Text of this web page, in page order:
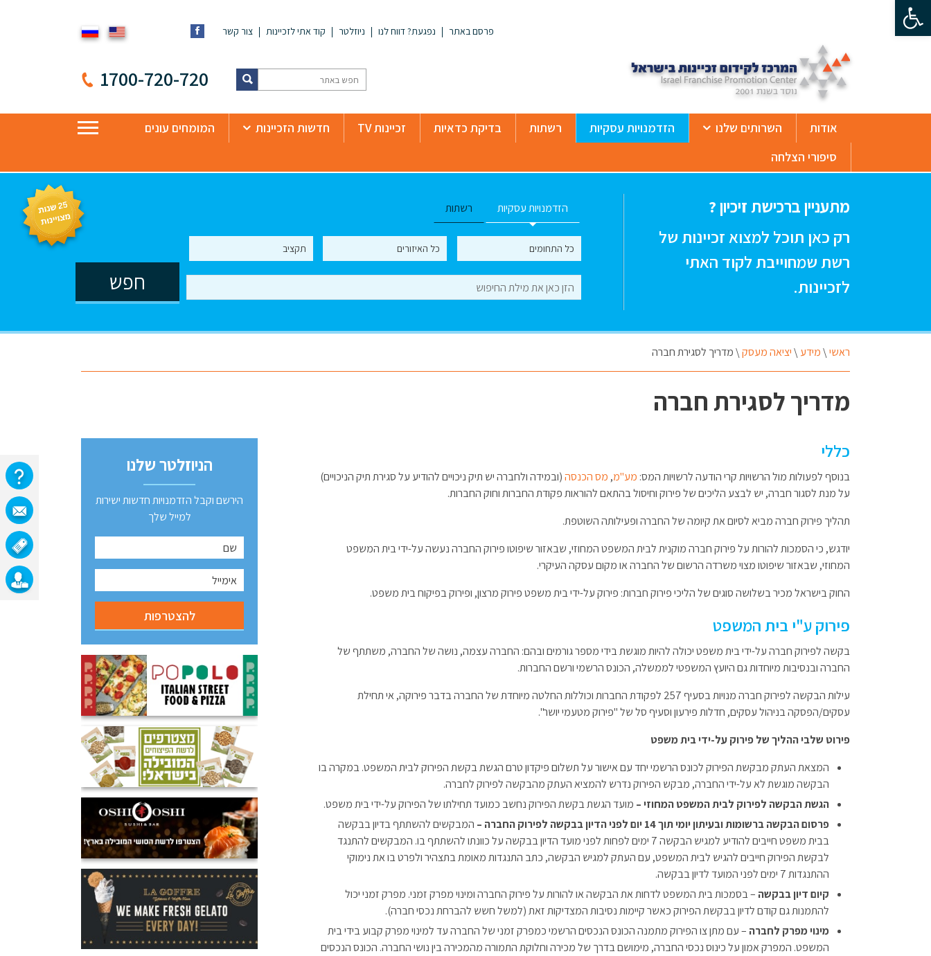
פתח סרגל נגישות
פרסם באתר נפגעת? דווח לנו ניוזלטר קוד אתי לזכיינות צור קשר
1700-720-720
אודות השרותים שלנו הזדמנויות עסקיות רשתות בדיקת כדאיות זכיינות TV חדשות הזכיינות
המומחים עונים
סיפורי הצלחה
מתעניין ברכישת זיכיון ?
רק כאן תוכל למצוא זכיינות של
רשת שמחוייבת לקוד האתי
לזכיינות.
הזדמנויות עסקיות רשתות
ראשי\מידע \יציאה מעסק\מדריך לסגירת חברה
מדריך לסגירת חברה
כללי
בנוסף לפעולות מול הרשויות קרי הודעה לרשויות המס: מע"מ, מס הכנסה​ (ובמידה ולחברה יש תיק ניכויים להודיע על סגירת תיק הניכויים)
על מנת לסגור חברה, יש לבצע הליכים של פירוק וחיסול בהתאם להוראות פקודת החברות וחוק החברות.
תהליך פירוק חברה מביא לסיום את קיומה של החברה ופעילותה השוטפת.
יודגש, כי הסמכות להורות על פירוק חברה מוקנית לבית המשפט המחוזי, שבאזור שיפוטו פירוק החברה נעשה על-ידי בית המשפט
המחוזי, שבאזור שיפוטו מצוי משרדה הרשום של החברה או מקום עסקה העיקרי.
החוק בישראל מכיר בשלושה סוגים של הליכי פירוק חברות: פירוק על-ידי בית משפט פירוק מרצון, ופירוק בפיקוח בית משפט.
פירוק ע"י בית המשפט
בקשה לפירוק חברה על-ידי בית משפט יכולה להיות מוגשת בידי מספר גורמים ובהם: החברה עצמה, נושה של החברה, משתתף של
החברה ובנסיבות מיוחדות גם היועץ המשפטי לממשלה, הכונס הרשמי ורשם החברות.
עילות הבקשה לפירוק חברה מנויות בסעיף 257 לפקודת החברות וכוללות החלטה מיוחדת של החברה בדבר פירוקה, אי תחילת
עסקים/הפסקה בניהול עסקים, חדלות פירעון וסעיף סל של "פירוק מטעמי יושר".
פירוט שלבי ההליך של פירוק על-ידי בית משפט
המצאת העתק מבקשת הפירוק לכונס הרשמי יחד עם אישור על תשלום פיקדון טרם הגשת בקשת הפירוק לבית המשפט. במקרה בו
הבקשה מוגשת לא על-ידי החברה, מבקש הפירוק נדרש להמציא העתק מהבקשה לפירוק לחברה.
הגשת הבקשה לפירוק לבית המשפט המחוזי – מועד הגשת בקשת הפירוק נחשב כמועד תחילתו של הפירוק על-ידי בית משפט.
פרסום הבקשה ברשומות ובעיתון יומי תוך 14 יום לפני הדיון בבקשה לפירוק החברה –
המבקשים להשתתף בדיון בבקשה
בבית משפט חייבים להודיע למגיש הבקשה 7 ימים לפחות לפני מועד הדיון בבקשה על כוונתו להשתתף בו. המבקשים להתנגד
לבקשת הפירוק חייבים להגיש לבית המשפט, עם העתק למגיש הבקשה, כתב התנגדות מאומת בתצהיר ולפרט בו את נימוקי
ההתנגדות 7 ימים לפני המועד לדיון בבקשה.
קיום דיון בבקשה – בסמכות בית המשפט לדחות את הבקשה או להורות על פירוק החברה ומינוי מפרק זמני. מפרק זמני יכול
להתמנות גם קודם לדיון בבקשת הפירוק כאשר קיימות נסיבות המצדיקות זאת (למשל חשש להברחת נכסי חברה).
מינוי מפרק לחברה – עם מתן צו הפירוק מתמנה הכונס הנכסים הרשמי כמפרק זמני של החברה עד למינוי מפרק קבוע בידי בית
המשפט. המפרק אמון על כינוס נכסי החברה, מימושם בדרך של מכירה וחלוקת התמורה מהמכירה בין נושי החברה. הכונס הנכסים
הניוזלטר שלנו
הירשם וקבל הזדמנויות חדשות ישירות
למייל שלך